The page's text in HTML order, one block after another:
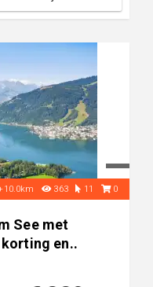
363 11 0
See met
en..